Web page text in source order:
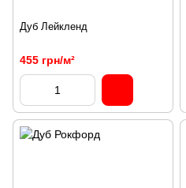
Дуб Лейкленд
455 грн/м²